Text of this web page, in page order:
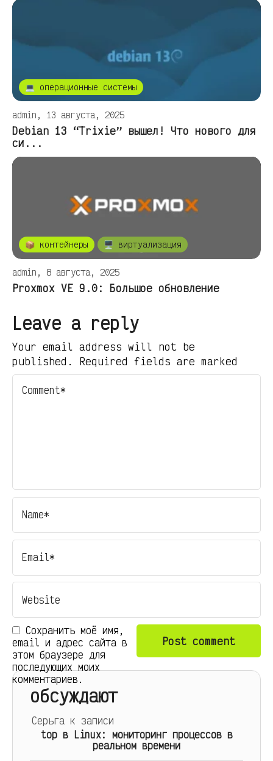
💻 операционные системы
admin, 13 августа, 2025
Debian 13 “Trixie” вышел! Что нового для
си...
📦 контейнеры 🖥️ виртуализация
admin, 8 августа, 2025
Proxmox VE 9.0: Большое обновление
Leave a reply
Your email address will not be
published. Required fields are marked
Сохранить моё имя,
email и адрес сайта в
этом браузере для
последующих моих
комментариев.
обсуждают
Серьгак записи
top в Linux: мониторинг процессов в
реальном времени